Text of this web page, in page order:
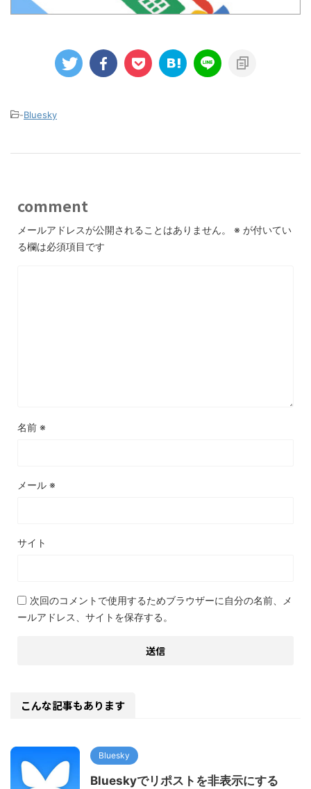
-Bluesky
comment
メールアドレスが公開されることはありません。 ※ が付いてい
る欄は必須項目です
名前 ※
メール ※
サイト
次回のコメントで使用するためブラウザーに自分の名前、メ
ールアドレス、サイトを保存する。
こんな記事もあります
Bluesky
Blueskyでリポストを非表示にする